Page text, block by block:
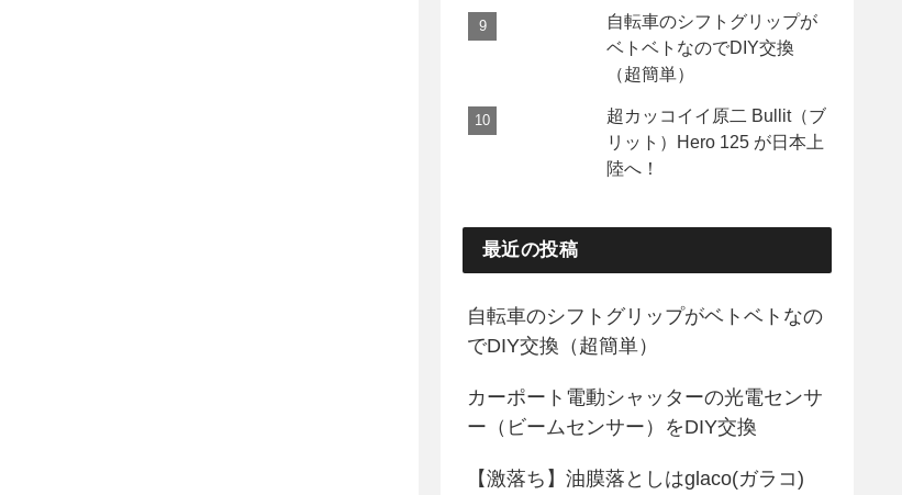
自転車のシフトグリップが
ベトベトなのでDIY交換
（超簡単）
超カッコイイ原二 Bullit（ブ
リット）Hero 125 が日本上
陸へ！
最近の投稿
自転車のシフトグリップがベトベトなの
でDIY交換（超簡単）
カーポート電動シャッターの光電センサ
ー（ビームセンサー）をDIY交換
【激落ち】油膜落としはglaco(ガラコ)